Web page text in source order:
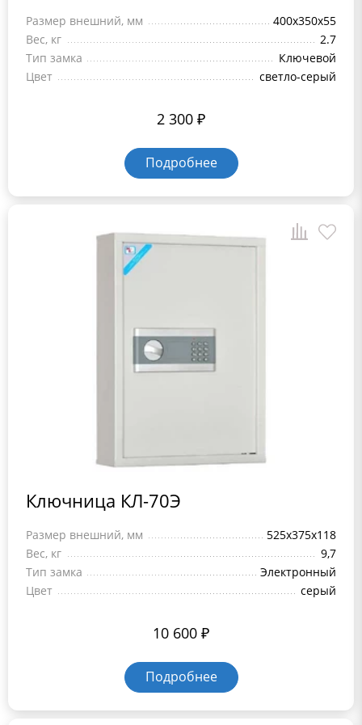
Размер внешний, мм
400x350x55
Вес, кг
2.7
Тип замка
Ключевой
Цвет
светло-серый
2 300 ₽
Подробнее
Ключница КЛ-70Э
Размер внешний, мм
525x375x118
Вес, кг
9,7
Тип замка
Электронный
Цвет
серый
10 600 ₽
Подробнее